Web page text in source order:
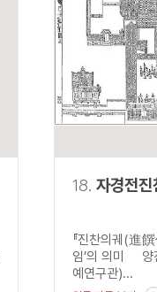
18. 자경전진
『진찬의궤(進
임’의 의미 양
예연구관)...